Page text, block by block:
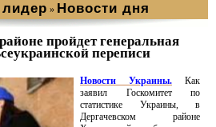
» Новости дня
пройдет генеральная
переписи
Новости Украины. Как
заявил Госкомитет по
статистике Украины, в
Дергачевском районе